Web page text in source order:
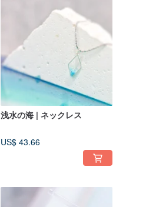
浅水の海 | ネックレス
US$ 43.66